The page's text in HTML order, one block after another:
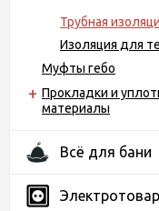
Трубная
Изоляция для
Муфты гебо
Прокладки и
материалы
Всё для бани